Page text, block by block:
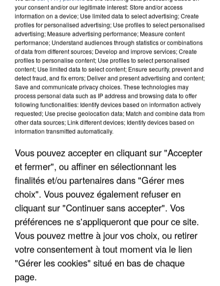
UNE TOURISTE DE L’OISE EMPORTÉE PAR UNE
COULÉE DE BOUE EN HAUTE-SAVOIE
your consent and/or our legitimate interest: Store and/or access
information on a device; Use limited data to select advertising; Create
profiles for personalised advertising; Use profiles to select personalised
advertising; Measure advertising performance; Measure content
performance; Understand audiences through statistics or combinations
of data from different sources; Develop and improve services; Create
profiles to personalise content; Use profiles to select personalised
content; Use limited data to select content; Ensure security, prevent and
detect fraud, and fix errors; Deliver and present advertising and content;
Save and communicate privacy choices. These technologies may
process personal data such as IP address and browsing data to offer
following functionalities: Identify devices based on information actively
requested; Use precise geolocation data; Match and combine data from
other data sources; Link different devices; Identify devices based on
information transmitted automatically.
Vous pouvez accepter en cliquant sur "Accepter
et fermer", ou affiner en sélectionnant les
finalités et/ou partenaires dans "Gérer mes
choix". Vous pouvez également refuser en
cliquant sur "Continuer sans accepter". Vos
préférences ne s'appliqueront que pour ce site.
Vous pouvez mettre à jour vos choix, ou retirer
votre consentement à tout moment via le lien
"Gérer les cookies" situé en bas de chaque
page.